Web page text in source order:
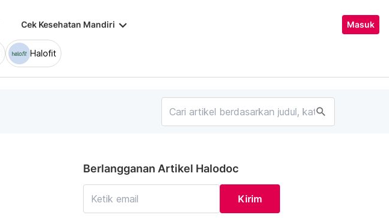
Cek Kesehatan Mandiri keyboard_arrow_down Masuk
Halofit
search
Berlangganan Artikel Halodoc
Kirim